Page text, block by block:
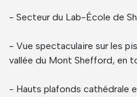
- Secteur du Lab-École de
- Vue spectaculaire sur les
vallée du Mont Shefford, en
- Hauts plafonds cathédrale